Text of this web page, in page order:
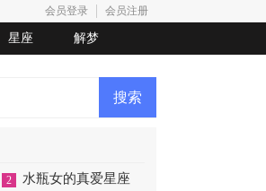
会员登录 会员注册
星座 解梦
2 水瓶女的真爱星座